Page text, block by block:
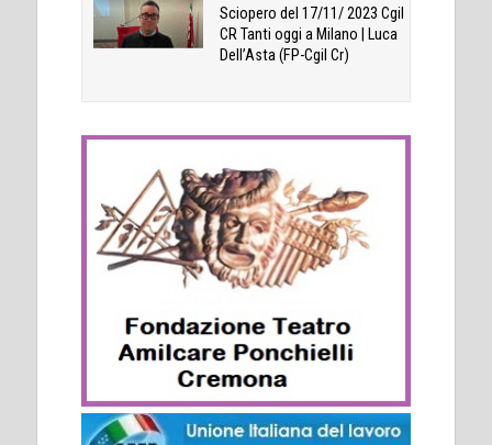
Sciopero del 17/11/ 2023 Cgil
CR Tanti oggi a Milano | Luca
Dell’Asta (FP-Cgil Cr)